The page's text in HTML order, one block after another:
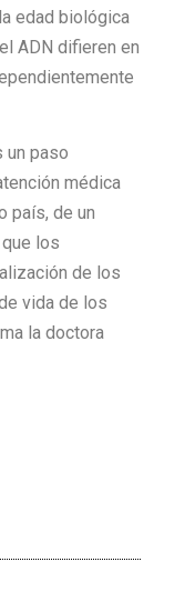
edad biológica
ADN difieren en
un paso
médica
país, de un
los
de los
vida de los
la doctora